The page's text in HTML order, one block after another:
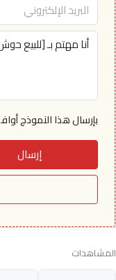
بإرسال هذا النموذج
إرسال
المشاهدات